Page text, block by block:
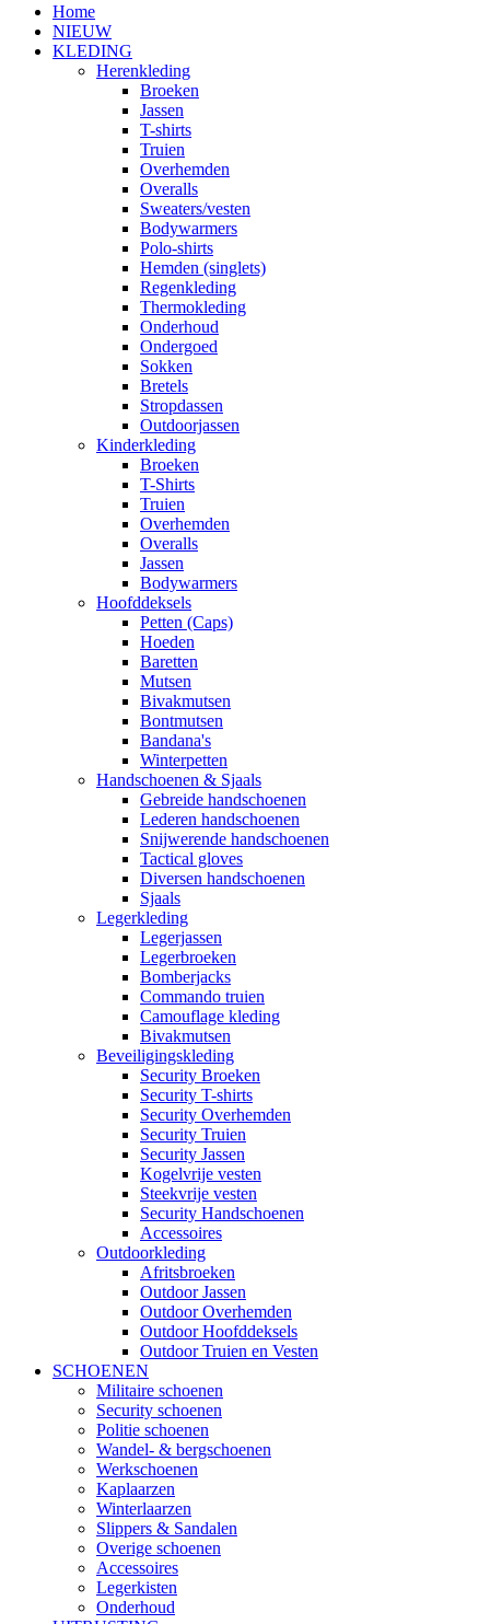
Home
NIEUW
KLEDING
Herenkleding
Broeken
Jassen
T-shirts
Truien
Overhemden
Overalls
Sweaters/vesten
Bodywarmers
Polo-shirts
Hemden (singlets)
Regenkleding
Thermokleding
Onderhoud
Ondergoed
Sokken
Bretels
Stropdassen
Outdoorjassen
Kinderkleding
Broeken
T-Shirts
Truien
Overhemden
Overalls
Jassen
Bodywarmers
Hoofddeksels
Petten (Caps)
Hoeden
Baretten
Mutsen
Bivakmutsen
Bontmutsen
Bandana's
Winterpetten
Handschoenen & Sjaals
Gebreide handschoenen
Lederen handschoenen
Snijwerende handschoenen
Tactical gloves
Diversen handschoenen
Sjaals
Legerkleding
Legerjassen
Legerbroeken
Bomberjacks
Commando truien
Camouflage kleding
Bivakmutsen
Beveiligingskleding
Security Broeken
Security T-shirts
Security Overhemden
Security Truien
Security Jassen
Kogelvrije vesten
Steekvrije vesten
Security Handschoenen
Accessoires
Outdoorkleding
Afritsbroeken
Outdoor Jassen
Outdoor Overhemden
Outdoor Hoofddeksels
Outdoor Truien en Vesten
SCHOENEN
Militaire schoenen
Security schoenen
Politie schoenen
Wandel- & bergschoenen
Werkschoenen
Kaplaarzen
Winterlaarzen
Slippers & Sandalen
Overige schoenen
Accessoires
Legerkisten
Onderhoud